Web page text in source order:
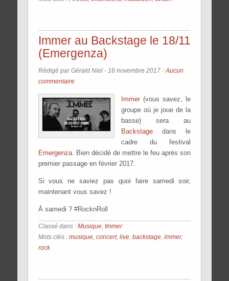
Immer au Backstage le 18/11
(Emergenza)
Rédigé par Gérald Niel - 16 novembre 2017- Aucun
commentaire
Immer(vous savez, le
groupe où je joue de la
basse) sera au
Backstagedans le
cadre du festival
Emergenza. Bien décidé de mettre le feu après son
premier passage en février 2017.
Si vous ne saviez pas quoi faire samedi soir,
maintenant vous savez !
À samedi ? #RocknRoll
Classé dans : Musique, Immer
Mots clés : musique, concert, live, backstage, immer,
rock